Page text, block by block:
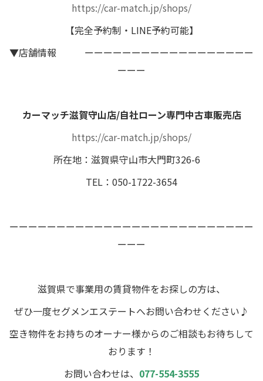
https://car-match.jp/shops/
【完全予約制・LINE予約可能】
▼店舗情報 ーーーーーーーーーーーーーーーーーー
ーーー
カーマッチ滋賀守山店/自社ローン専門中古車販売店
https://car-match.jp/shops/
所在地：滋賀県守山市大門町326-6
TEL：050-1722-3654
ーーーーーーーーーーーーーーーーーーーーーーーーーー
ーーー
滋賀県で事業用の賃貸物件をお探しの方は、
ぜひ一度セグメンエステートへお問い合わせください♪
空き物件をお持ちのオーナー様からのご相談もお待ちして
おります！
お問い合わせは、 077-554-3555